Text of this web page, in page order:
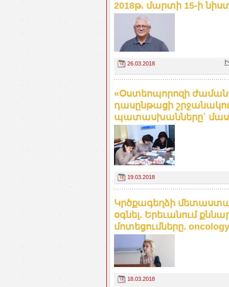
2018թ. մարտի 15-ի
26.03.2018
«Օստեոպորոզի
դասընթացի
պատասխանները`
19.03.2018
Կրծքագեղձի
օգնել. Երեւանում
մոտեցումները.
18.03.2018